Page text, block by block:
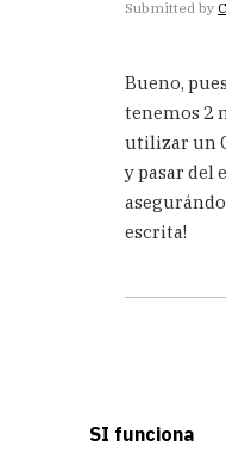
Submitted by
reply
Decode
by
Alfonso
verified)
Bueno,
tenemos 2
utilizar un
y pasar del
escrita!
SI funciona